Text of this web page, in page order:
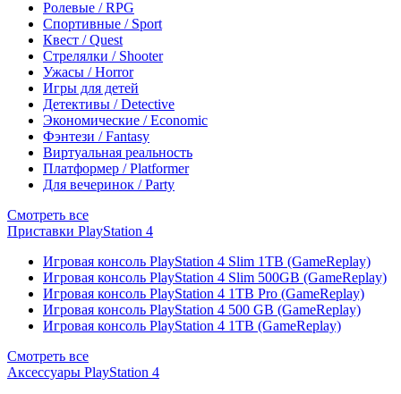
Ролевые / RPG
Спортивные / Sport
Квест / Quest
Стрелялки / Shooter
Ужасы / Horror
Игры для детей
Детективы / Detective
Экономические / Economic
Фэнтези / Fantasy
Виртуальная реальность
Платформер / Platformer
Для вечеринок / Party
Смотреть все
Приставки PlayStation 4
Игровая консоль PlayStation 4 Slim 1TB (GameReplay)
Игровая консоль PlayStation 4 Slim 500GB (GameReplay)
Игровая консоль PlayStation 4 1TB Pro (GameReplay)
Игровая консоль PlayStation 4 500 GB (GameReplay)
Игровая консоль PlayStation 4 1TB (GameReplay)
Смотреть все
Аксессуары PlayStation 4